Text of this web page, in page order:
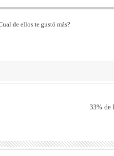
de ellos te gustó más?
33% de